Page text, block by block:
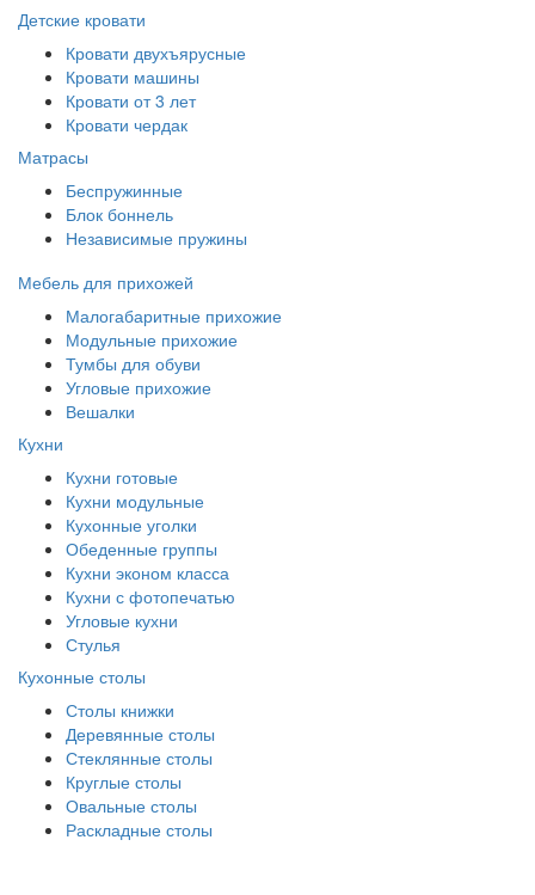
Детские кровати
Кровати двухъярусные
Кровати машины
Кровати от 3 лет
Кровати чердак
Матрасы
Беспружинные
Блок боннель
Независимые пружины
Мебель для прихожей
Малогабаритные прихожие
Модульные прихожие
Тумбы для обуви
Угловые прихожие
Вешалки
Кухни
Кухни готовые
Кухни модульные
Кухонные уголки
Обеденные группы
Кухни эконом класса
Кухни с фотопечатью
Угловые кухни
Стулья
Кухонные столы
Столы книжки
Деревянные столы
Стеклянные столы
Круглые столы
Овальные столы
Раскладные столы